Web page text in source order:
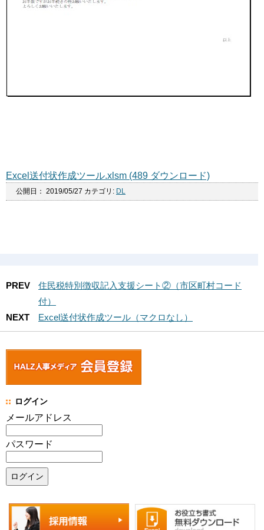
Excel送付状作成ツール.xlsm (489 ダウンロード)
公開日： 2019/05/27 カテゴリ: DL
PREV
住民税特別徴収記入支援シート②（市区町村コード
付）
NEXT
Excel送付状作成ツール（マクロなし）
ログイン
メールアドレス
パスワード